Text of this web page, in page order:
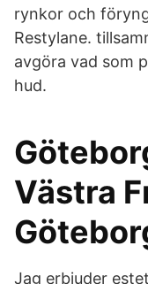
rynkor och
Restylane.
avgöra vad som
hud.
Västra
Jag erbjuder